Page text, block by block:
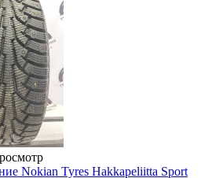
Nokian Tyres Hakkapeliitta Sport